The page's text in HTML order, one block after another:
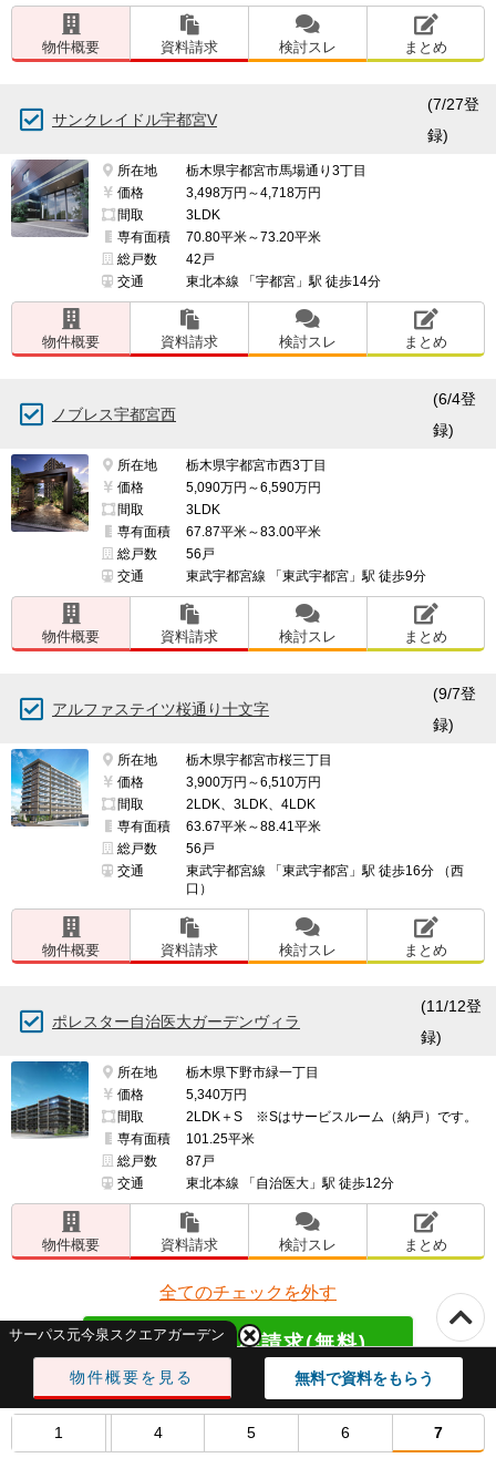
サーパス元今泉スクエアガーデン
物件概要を見る 無料で資料をもらう
1 4 5 6 7
物件概要 資料請求 検討スレ まとめ
サンクレイドル宇都宮V
(7/27登
録)
所在地
栃木県宇都宮市馬場通り3丁目
価格
3,498万円～4,718万円
間取
3LDK
専有面積
70.80平米～73.20平米
総戸数
42戸
交通
東北本線 「宇都宮」駅 徒歩14分
物件概要 資料請求 検討スレ まとめ
ノブレス宇都宮西
(6/4登
録)
所在地
栃木県宇都宮市西3丁目
価格
5,090万円～6,590万円
間取
3LDK
専有面積
67.87平米～83.00平米
総戸数
56戸
交通
東武宇都宮線 「東武宇都宮」駅 徒歩9分
物件概要 資料請求 検討スレ まとめ
アルファステイツ桜通り十文字
(9/7登
録)
所在地
栃木県宇都宮市桜三丁目
価格
3,900万円～6,510万円
間取
2LDK、3LDK、4LDK
専有面積
63.67平米～88.41平米
総戸数
56戸
交通
東武宇都宮線 「東武宇都宮」駅 徒歩16分 （西
口）
物件概要 資料請求 検討スレ まとめ
ポレスター自治医大ガーデンヴィラ
(11/12登
録)
所在地
栃木県下野市緑一丁目
価格
5,340万円
間取
2LDK＋S ※Sはサービスルーム（納戸）です。
専有面積
101.25平米
総戸数
87戸
交通
東北本線 「自治医大」駅 徒歩12分
物件概要 資料請求 検討スレ まとめ
全てのチェックを外す